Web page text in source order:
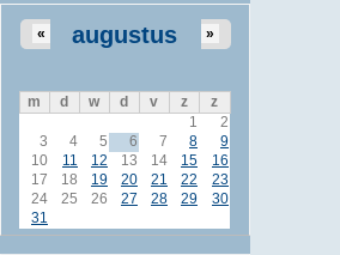
augustus
« »
m d w d v z
z
1
2
3
4 5 6 7 8
9
10
11 12 13 14 15
16
17
18 19 20 21 22
23
24
25 26 27 28 29
30
31